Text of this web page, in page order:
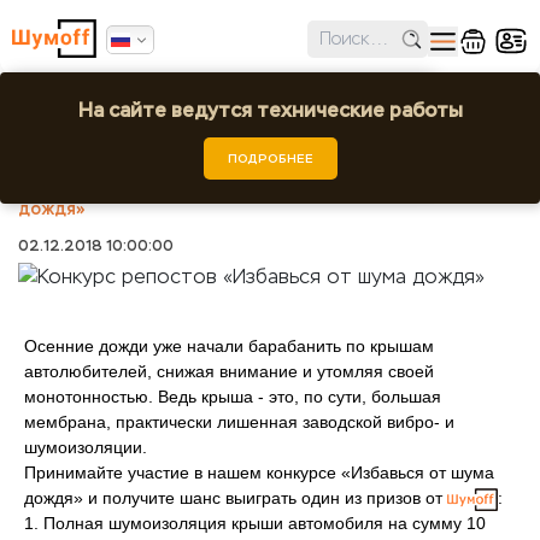
Ошибка поиска региона!
Выбрать город или регион
Конкурс репостов «Избавься от шума
Конкурс репостов «Избавься от шума
дождя»
02.12.2018 10:00:00
Осенние дожди уже начали барабанить по крышам
автолюбителей, снижая внимание и утомляя своей
монотонностью. Ведь крыша - это, по сути, большая
мембрана, практически лишенная заводской вибро- и
шумоизоляции.
Принимайте участие в нашем конкурсе «Избавься от шума
дождя» и получите шанс выиграть один из призов от
:
1. Полная шумоизоляция крыши автомобиля на сумму 10
На сайте ведутся технические работы
ПОДРОБНЕЕ